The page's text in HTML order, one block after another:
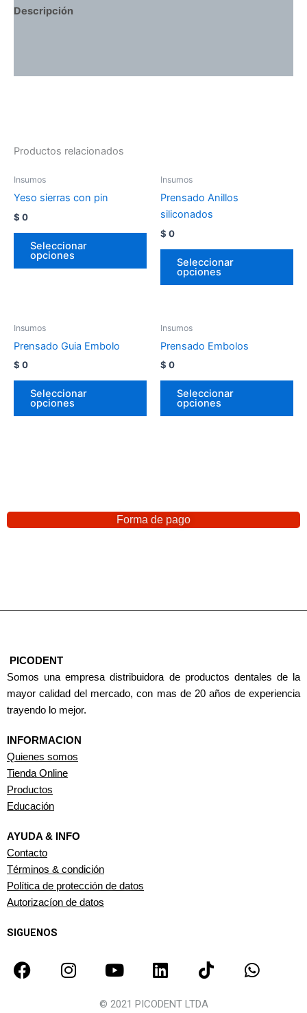
Descripción
Productos relacionados
Insumos
Yeso sierras con pin
$ 0
Seleccionar
opciones
Insumos
Prensado Anillos
siliconados
$ 0
Seleccionar
opciones
Insumos
Prensado Guia Embolo
$ 0
Seleccionar
opciones
Insumos
Prensado Embolos
$ 0
Seleccionar
opciones
Forma de pago
PICODENT
Somos una empresa distribuidora de productos dentales de la
mayor calidad del mercado, con mas de 20 años de experiencia
trayendo lo mejor.
INFORMACION
Quienes somos
Tienda Online
Productos
Educación
AYUDA & INFO
Contacto
Términos & condición
Política de protección de datos
Autorizacíon de datos
SIGUENOS
F
a
I
n
Y
o
u
L
i
n
T
i
k
W
h
© 2021 PICODENT LTDA